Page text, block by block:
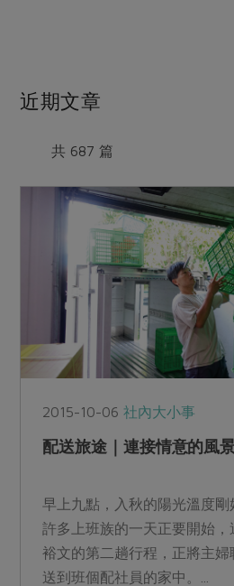
日用品
優惠專區
素食專區
樂齡友善
年菜食譜
養身食補
高麗菜海鮮煎餅
綠主張月刊
典藏閱覽室
媒體報導
下載專區
地區
活動報下載
近期文章
共 687 篇
2015-10-06社內大小事
配送旅途｜連接情意的風
早上九點，入秋的陽光溫度剛
許多上班族的一天正要開始，
裕文的第二趟行程，正將主
送到班個配社員的家中。...